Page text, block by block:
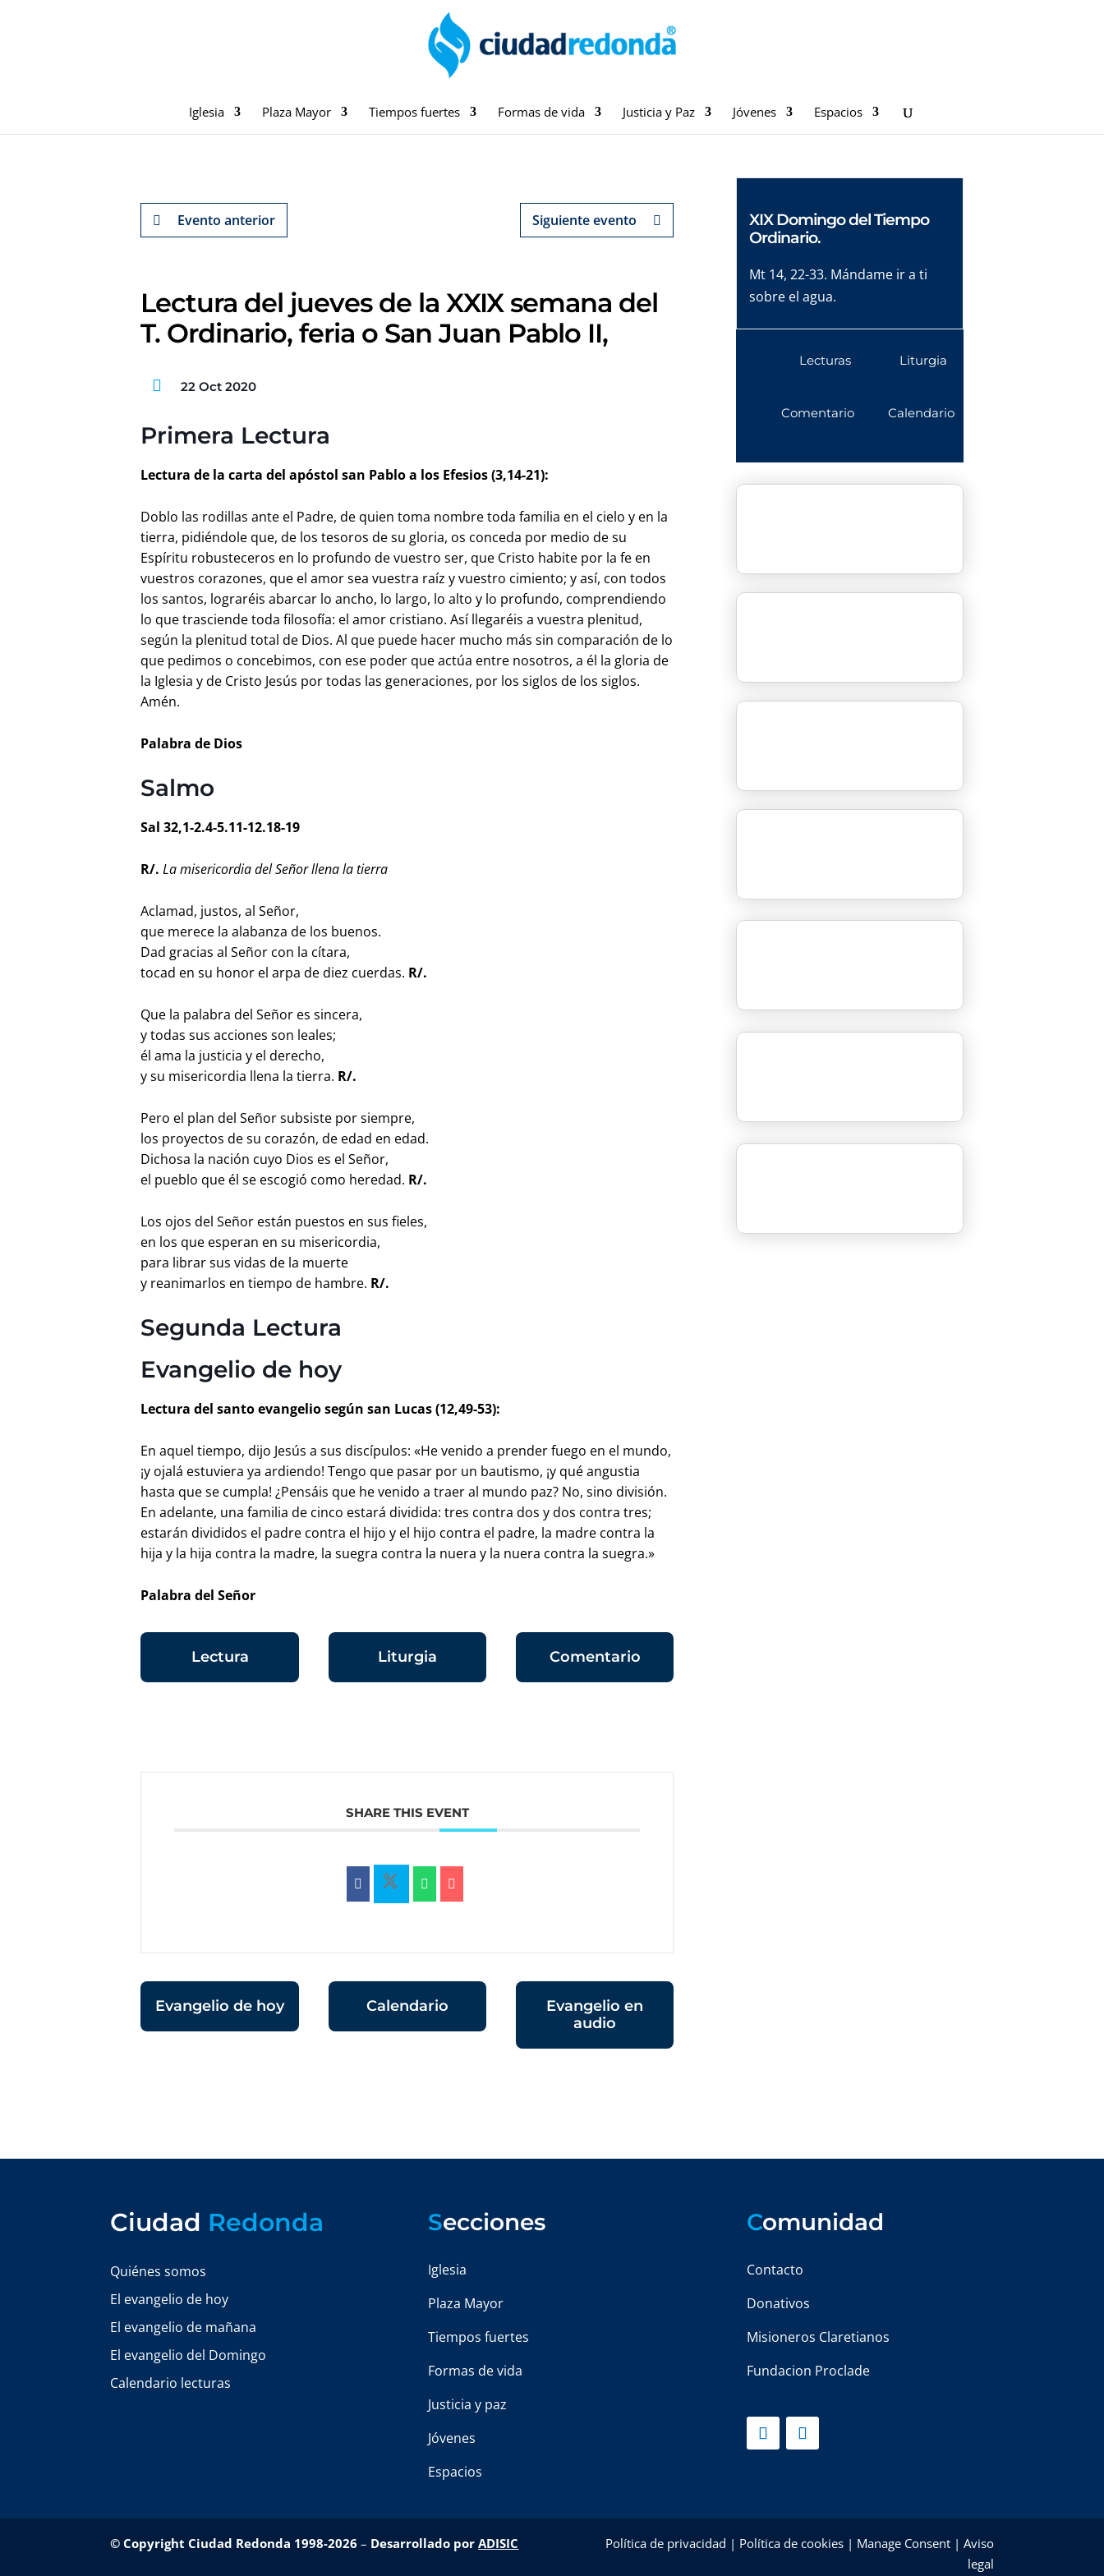
Iglesia Plaza Mayor Tiempos fuertes Formas de vida Justicia y Paz Jóvenes Espacios
Evento anterior Siguiente evento
Lectura del jueves de la XXIX semana del
T. Ordinario, feria o San Juan Pablo II,
22 Oct 2020
Primera Lectura
Lectura de la carta del apóstol san Pablo a los Efesios (3,14-21):
Doblo las rodillas ante el Padre, de quien toma nombre toda familia en el cielo y en la
tierra, pidiéndole que, de los tesoros de su gloria, os conceda por medio de su
Espíritu robusteceros en lo profundo de vuestro ser, que Cristo habite por la fe en
vuestros corazones, que el amor sea vuestra raíz y vuestro cimiento; y así, con todos
los santos, lograréis abarcar lo ancho, lo largo, lo alto y lo profundo, comprendiendo
lo que trasciende toda filosofía: el amor cristiano. Así llegaréis a vuestra plenitud,
según la plenitud total de Dios. Al que puede hacer mucho más sin comparación de lo
que pedimos o concebimos, con ese poder que actúa entre nosotros, a él la gloria de
la Iglesia y de Cristo Jesús por todas las generaciones, por los siglos de los siglos.
Amén.
Palabra de Dios
Salmo
Sal 32,1-2.4-5.11-12.18-19
R/. La misericordia del Señor llena la tierra
Aclamad, justos, al Señor,
que merece la alabanza de los buenos.
Dad gracias al Señor con la cítara,
tocad en su honor el arpa de diez cuerdas. R/.
Que la palabra del Señor es sincera,
y todas sus acciones son leales;
él ama la justicia y el derecho,
y su misericordia llena la tierra. R/.
Pero el plan del Señor subsiste por siempre,
los proyectos de su corazón, de edad en edad.
Dichosa la nación cuyo Dios es el Señor,
el pueblo que él se escogió como heredad. R/.
Los ojos del Señor están puestos en sus fieles,
en los que esperan en su misericordia,
para librar sus vidas de la muerte
y reanimarlos en tiempo de hambre. R/.
Segunda Lectura
Evangelio de hoy
Lectura del santo evangelio según san Lucas (12,49-53):
En aquel tiempo, dijo Jesús a sus discípulos: «He venido a prender fuego en el mundo,
¡y ojalá estuviera ya ardiendo! Tengo que pasar por un bautismo, ¡y qué angustia
hasta que se cumpla! ¿Pensáis que he venido a traer al mundo paz? No, sino división.
En adelante, una familia de cinco estará dividida: tres contra dos y dos contra tres;
estarán divididos el padre contra el hijo y el hijo contra el padre, la madre contra la
hija y la hija contra la madre, la suegra contra la nuera y la nuera contra la suegra.»
Palabra del Señor
Lectura Liturgia Comentario
SHARE THIS EVENT
Evangelio de hoy Calendario
Evangelio en
audio
XIX Domingo del Tiempo
Ordinario.
Mt 14, 22-33. Mándame ir a ti
sobre el agua.
Lecturas
Comentario
Liturgia
Calendario
Ciudad Redonda
Quiénes somos
El evangelio de hoy
El evangelio de mañana
El evangelio del Domingo
Calendario lecturas
Secciones
Iglesia
Plaza Mayor
Tiempos fuertes
Formas de vida
Justicia y paz
Jóvenes
Espacios
Comunidad
Contacto
Donativos
Misioneros Claretianos
Fundacion Proclade
© Copyright Ciudad Redonda 1998-2026 – Desarrollado porADISIC Política de privacidad | Política de cookies| Manage Consent| Aviso
legal